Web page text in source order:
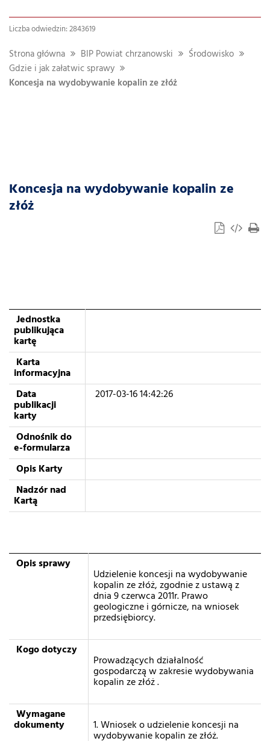
Liczba odwiedzin: 2843619
Strona główna BIP Powiat chrzanowski
Środowisko
Gdzie i jak załatwic sprawy
Koncesja na wydobywanie kopalin ze złóż
Koncesja na wydobywanie kopalin ze
złóż
Jednostka
publikująca
kartę
Karta
informacyjna
Data
publikacji
karty
2017-03-16 14:42:26
Odnośnik do
e-formularza
Opis Karty
Nadzór nad
Kartą
Opis sprawy
Udzielenie koncesji na wydobywanie
kopalin ze złóż, zgodnie z ustawą z
dnia 9 czerwca 2011r. Prawo
geologiczne i górnicze, na wniosek
przedsiębiorcy.
Kogo dotyczy
Prowadzących działalność
gospodarczą w zakresie wydobywania
kopalin ze złóż .
Wymagane
dokumenty 1. Wniosek o udzielenie koncesji na
wydobywanie kopalin ze złóż.